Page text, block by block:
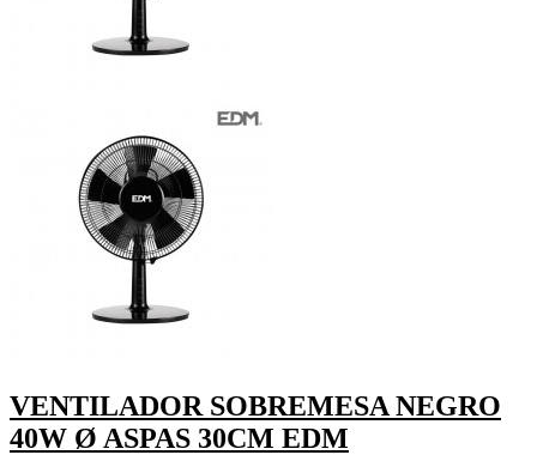
VENTILADOR SOBREMESA NEGRO
40W Ø ASPAS 30CM EDM